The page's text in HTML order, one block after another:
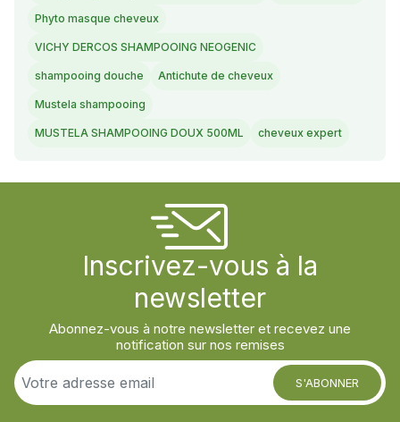
Phyto masque cheveux
VICHY DERCOS SHAMPOOING NEOGENIC
shampooing douche Antichute de cheveux
Mustela shampooing
MUSTELA SHAMPOOING DOUX 500ML cheveux expert
Inscrivez-vous à la
newsletter
Abonnez-vous à notre newsletter et recevez une
notification sur nos remises
S'ABONNER